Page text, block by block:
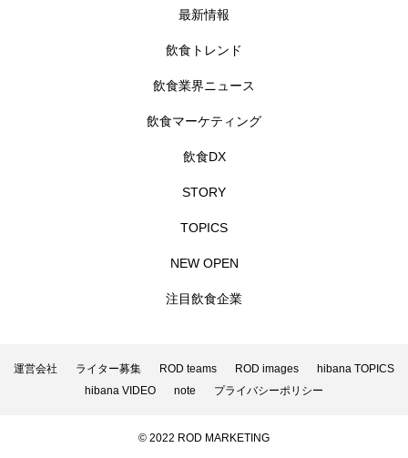
最新情報
飲食トレンド
飲食業界ニュース
飲食マーケティング
飲食DX
STORY
TOPICS
NEW OPEN
注目飲食企業
運営会社 ライター募集 ROD teams ROD images
hibana TOPICS
hibana VIDEO
note プライバシーポリシー
© 2022 ROD MARKETING